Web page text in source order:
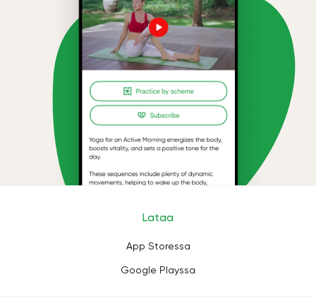
Lataa
App Storessa
Google Playssa